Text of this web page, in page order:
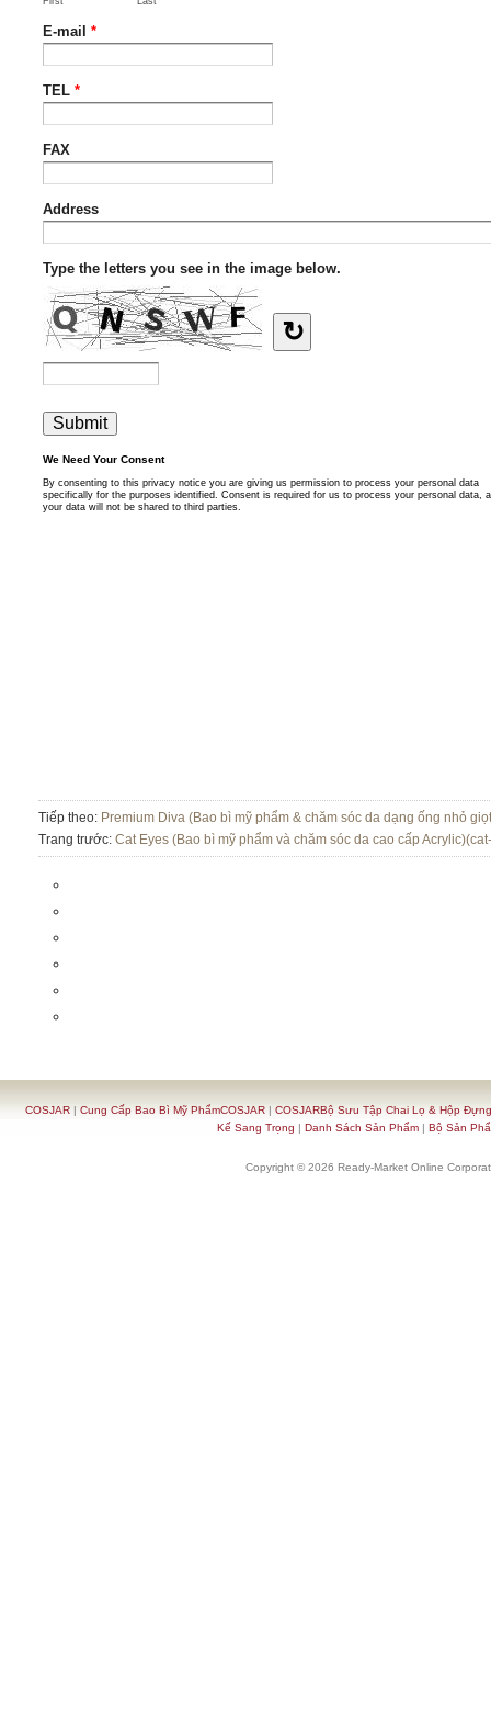
Tiếp theo: Premium Diva (Bao bì mỹ phẩm & chăm sóc da dạng ống nhỏ
Trang trước: Cat Eyes (Bao bì mỹ phẩm và chăm sóc da cao cấp
COSJAR| Cung Cấp Bao Bì Mỹ PhẩmCOSJAR| COSJARBộ Sưu Tập Chai Lọ & Hộp
Kế Sang Trọng | Danh Sách Sản Phẩm| Bộ Sản
Copyright © 2026 Ready-Market Online